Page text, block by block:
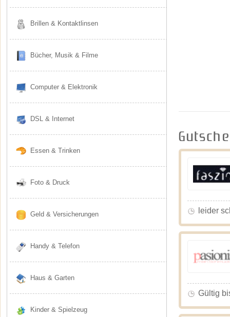
Brillen & Kontaktlinsen
Bücher, Musik & Filme
Computer & Elektronik
DSL & Internet
Essen & Trinken
Foto & Druck
Geld & Versicherungen
Handy & Telefon
Haus & Garten
Kinder & Spielzeug
leider
Gültig